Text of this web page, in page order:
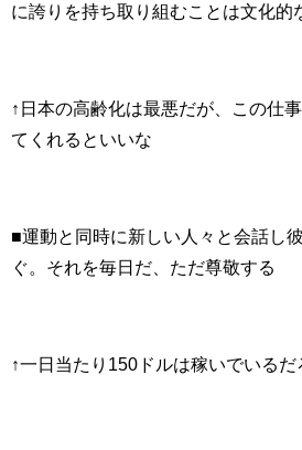
に誇りを持ち取り組むことは文化的
↑日本の高齢化は最悪だが、この仕
てくれるといいな
■運動と同時に新しい人々と会話し
ぐ。それを毎日だ、ただ尊敬する
↑一日当たり150ドルは稼いでいるだ